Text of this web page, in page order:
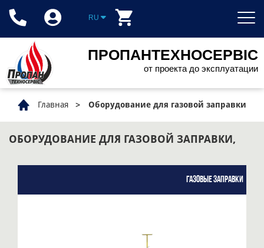
ПРОПАНТЕХНОСЕРВІС
от проекта до эксплуатации
RU
Главная Оборудование для газовой заправки
ОБОРУДОВАНИЕ ДЛЯ ГАЗОВОЙ ЗАПРАВКИ,
Газовые заправки